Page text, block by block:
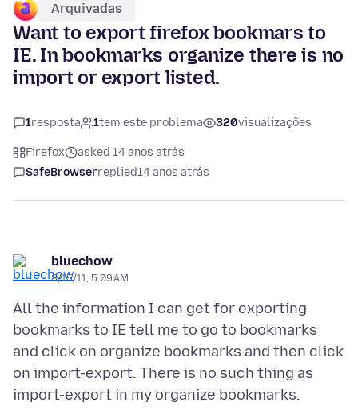
Arquivadas
Want to export firefox bookmars to
IE. In bookmarks organize there is no
import or export listed.
1resposta 1tem este problema 320visualizações
Firefox
asked 14 anos atrás
SafeBrowserreplied14 anos atrás
bluechow
8/15/11, 5:09 AM
All the information I can get for exporting
bookmarks to IE tell me to go to bookmarks
and click on organize bookmarks and then click
on import-export. There is no such thing as